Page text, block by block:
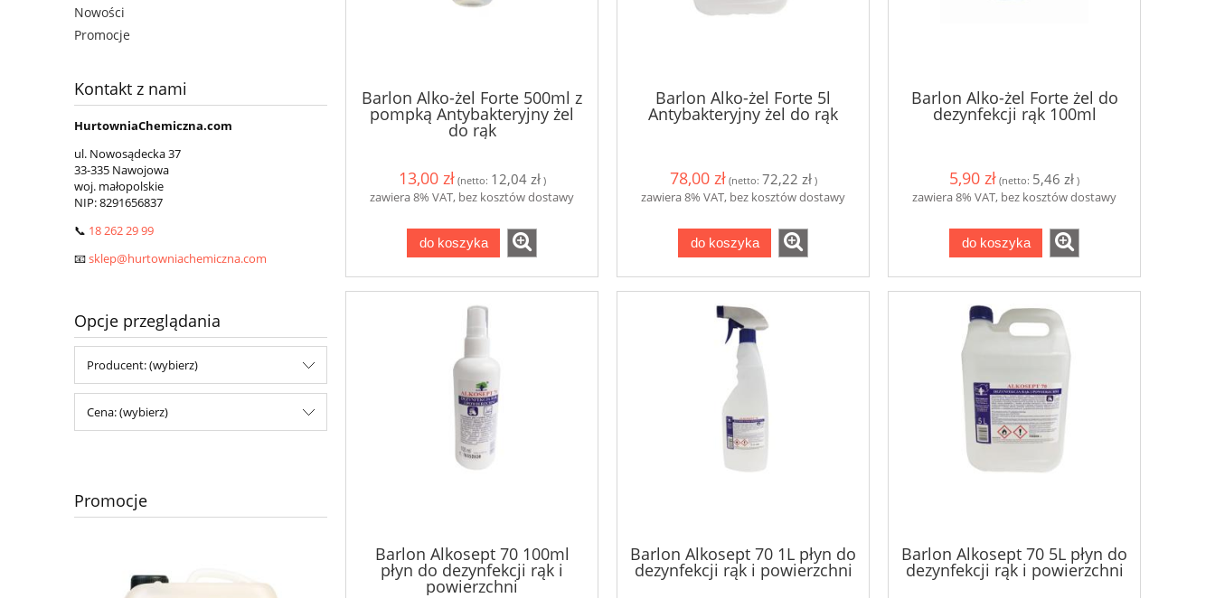
Nowości
Promocje
Kontakt z nami
HurtowniaChemiczna.com
ul. Nowosądecka 37
33-335 Nawojowa
woj. małopolskie
NIP:8291656837
📞 18 262 29 99
📧sklep@hurtowniachemiczna.com
Opcje przeglądania
Producent: (wybierz)
Cena: (wybierz)
Promocje
Barlon Alko-żel Forte 500ml z
pompką Antybakteryjny żel
do rąk
13,00 zł (netto: 12,04 zł)
zawiera 8% VAT, bez kosztów dostawy
do koszyka
Barlon Alko-żel Forte 5l
Antybakteryjny żel do rąk
78,00 zł (netto: 72,22 zł)
zawiera 8% VAT, bez kosztów dostawy
do koszyka
Barlon Alko-żel Forte żel do
dezynfekcji rąk 100ml
5,90 zł (netto: 5,46 zł )
zawiera 8% VAT, bez kosztów dostawy
do koszyka
Barlon Alkosept 70 100ml
płyn do dezynfekcji rąk i
powierzchni
Barlon Alkosept 70 1L płyn do
dezynfekcji rąk i powierzchni
Barlon Alkosept 70 5L płyn do
dezynfekcji rąk i powierzchni